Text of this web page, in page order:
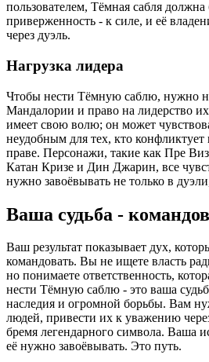
пользователем, Тёмная сабля должна
приверженность - к силе, и её
через дуэль.
Нагрузка лидера
Чтобы нести Тёмную саблю, нужно
Мандалории и право на лидерство
имеет свою волю; он может
неудобным для тех, кто конфликтует
праве. Персонажи, такие как Пре
Катан Кризе и Дин Джарин, все
нужно завоёвывать не только в
Ваша судьба -
Ваш результат показывает дух,
командовать. Вы не ищете власть
но понимаете ответственность,
нести Тёмную саблю - это ваша
наследия и огромной борьбы. Вам
людей, привести их к уважению
бремя легендарного символа. Ваша
её нужно завоёвывать. Это путь.